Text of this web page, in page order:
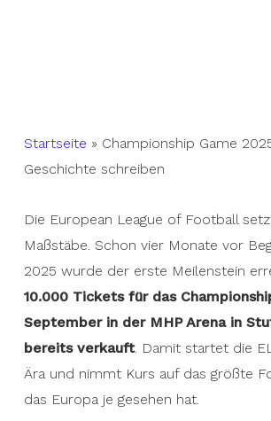
Startseite » Championship Game
Geschichte schreiben
Die European League of Football
Maßstäbe. Schon vier Monate vor
2025 wurde der erste Meilenstein
10.000 Tickets für das
September in der MHP Arena in
bereits verkauft. Damit startet die
Ära und nimmt Kurs auf das größte
das Europa je gesehen hat.